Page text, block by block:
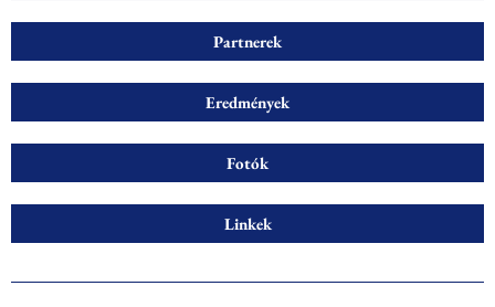
Partnerek
Eredmények
Fotók
Linkek